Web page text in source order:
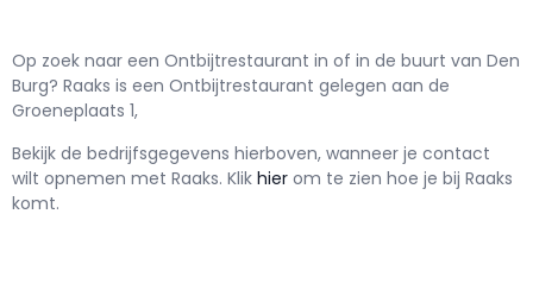
Op zoek naar een Ontbijtrestaurant in of in de buurt van Den
Burg? Raaks is een Ontbijtrestaurant gelegen aan de
Groeneplaats 1,
Bekijk de bedrijfsgegevens hierboven, wanneer je contact
wilt opnemen met Raaks. Klik hier om te zien hoe je bij Raaks
komt.